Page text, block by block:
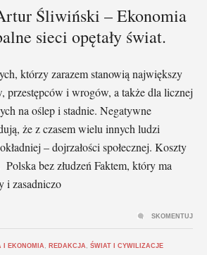
Śliwiński – Ekonomia
sieci opętały świat.
którzy zarazem stanowią największy
przestępców i wrogów, a także dla licznej
na oślep i stadnie. Negatywne
że z czasem wielu innych ludzi
– dojrzałości społecznej. Koszty
bez złudzeń Faktem, który ma
i zasadniczo
I EKONOMIA REDAKCJA ŚWIAT I CYWILIZACJE
SKOMENTUJ